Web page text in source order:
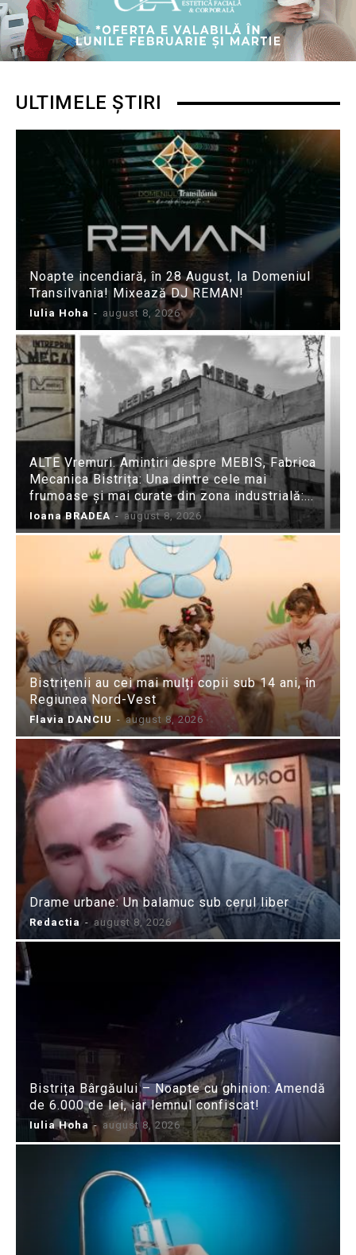
ULTIMELE ȘTIRI
Noapte incendiară, în 28 August, la Domeniul
Transilvania! Mixează DJ REMAN!
Iulia Hoha - august 8, 2026
ALTE Vremuri. Amintiri despre MEBIS, Fabrica
Mecanica Bistrița: Una dintre cele mai
frumoase și mai curate din zona industrială:...
Ioana BRADEA - august 8, 2026
Bistrițenii au cei mai mulți copii sub 14 ani, în
Regiunea Nord-Vest
Flavia DANCIU - august 8, 2026
Drame urbane: Un balamuc sub cerul liber
Redactia - august 8, 2026
Bistrița Bârgăului – Noapte cu ghinion: Amendă
de 6.000 de lei, iar lemnul confiscat!
Iulia Hoha - august 8, 2026